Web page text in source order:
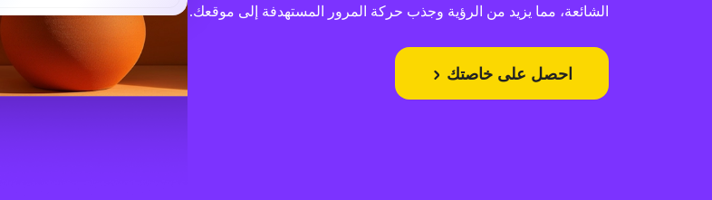
الشائعة، مما يزيد من الرؤية وجذب حركة المرور المستهدفة إلى موقعك.
احصل على خاصتك